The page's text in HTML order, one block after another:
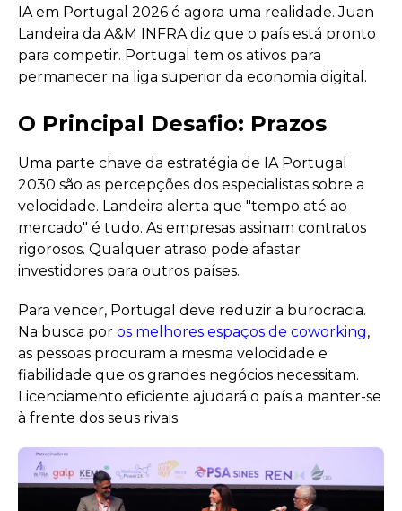
IA em Portugal 2026 é agora uma realidade. Juan
Landeira da A&M INFRA diz que o país está pronto
para competir. Portugal tem os ativos para
permanecer na liga superior da economia digital.
O Principal Desafio: Prazos
Uma parte chave da estratégia de IA Portugal
2030 são as percepções dos especialistas sobre a
velocidade. Landeira alerta que "tempo até ao
mercado" é tudo. As empresas assinam contratos
rigorosos. Qualquer atraso pode afastar
investidores para outros países.
Para vencer, Portugal deve reduzir a burocracia.
Na busca por os melhores espaços de coworking,
as pessoas procuram a mesma velocidade e
fiabilidade que os grandes negócios necessitam.
Licenciamento eficiente ajudará o país a manter-se
à frente dos seus rivais.